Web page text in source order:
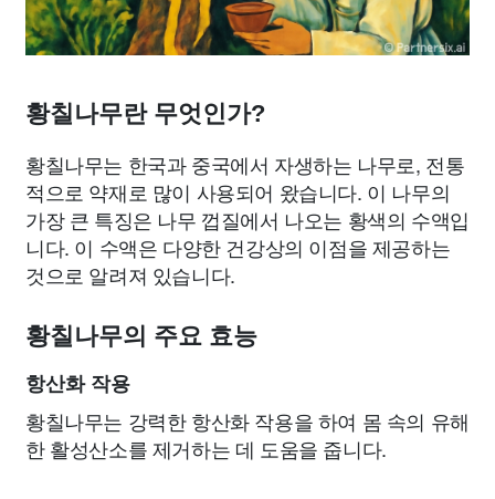
황칠나무란 무엇인가?
황칠나무는 한국과 중국에서 자생하는 나무로, 전통
적으로 약재로 많이 사용되어 왔습니다. 이 나무의
가장 큰 특징은 나무 껍질에서 나오는 황색의 수액입
니다. 이 수액은 다양한 건강상의 이점을 제공하는
것으로 알려져 있습니다.
황칠나무의 주요 효능
항산화 작용
황칠나무는 강력한 항산화 작용을 하여 몸 속의 유해
한 활성산소를 제거하는 데 도움을 줍니다.